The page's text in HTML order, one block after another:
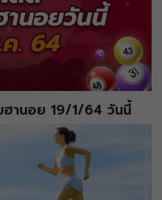
ฮานอย 19/1/64 วันนี้